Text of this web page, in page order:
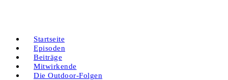
Startseite
Episoden
Beiträge
Mitwirkende
Die Outdoor-Folgen